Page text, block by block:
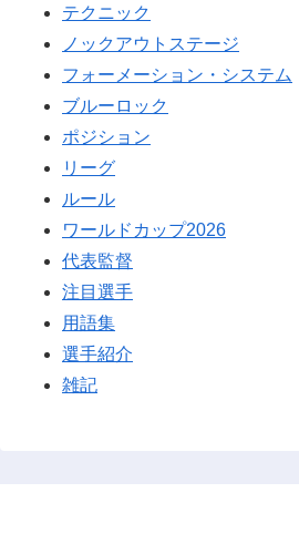
テクニック
ノックアウトステージ
フォーメーション・システム
ブルーロック
ポジション
リーグ
ルール
ワールドカップ2026
代表監督
注目選手
用語集
選手紹介
雑記